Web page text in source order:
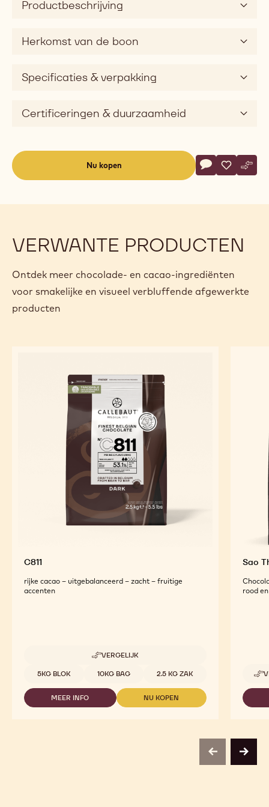
Productbeschrijving
Herkomst van de boon
Specificaties & verpakking
Certificeringen & duurzaamheid
Nu kopen
Actions
Schrijf een
- 811Opslaan
- 811-
VERWANTE PRODUCTEN
Ontdek meer chocolade- en cacao-ingrediënten
voor smakelijke en visueel verbluffende afgewerkte
producten
C811
rijke cacao – uitgebalanceerd – zacht – fruitige
accenten
VERGELIJK
-
Beschikbare maten
5KG BLOK 10KG BAG 2.5 KG ZAK
MEER INFO
-
NU KOPEN
-
Sao
rood
previousnext